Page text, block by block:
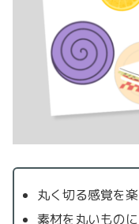
丸く切る感覚を
素材を丸いもの